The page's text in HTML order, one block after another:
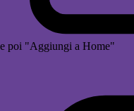
e poi "Aggiungi a Home"